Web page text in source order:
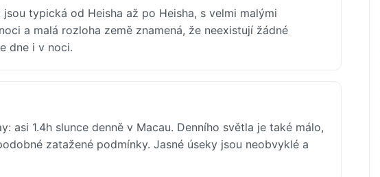
typická od Heisha až po Heisha, s velmi malými
a malá rozloha země znamená, že neexistují žádné
dne i v noci.
asi 1.4h slunce denně v Macau. Denního světla je také málo,
zatažené podmínky. Jasné úseky jsou neobvyklé a